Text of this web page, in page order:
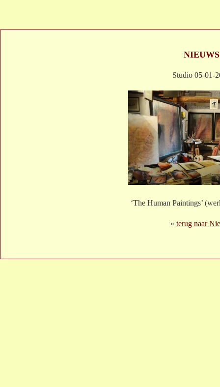
NIEUWS
Studio 05-01-
‘The Human Paintings’
» terug naar